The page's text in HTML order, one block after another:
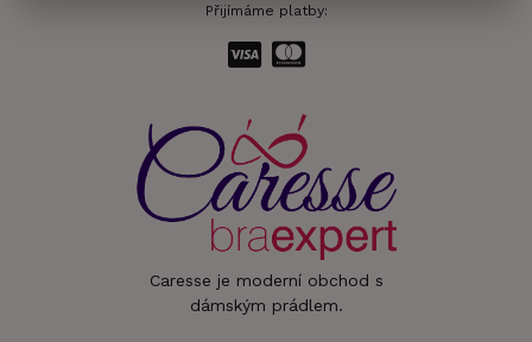
Caresse je moderní obchod s
dámským prádlem.
Přijímáme platby: